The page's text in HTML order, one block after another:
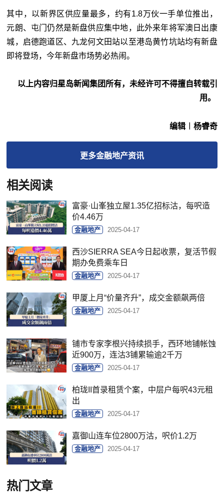
其中，以新界区供应量最多，约有1.8万伙一手单位推出，
元朗、屯门仍然是新盘供应集中地，此外来年将军澳日出康
城，启德跑道区、九龙何文田站以至港岛黄竹坑站均有新盘
即将登场，今年新盘市场势必热闹。
以上内容归星岛新闻集团所有，未经许可不得擅自转载引
用。
编辑︱杨睿奇
更多金融地产资讯
相关阅读
富豪·山峯独立屋1.35亿招标沽，每呎造
价4.46万
金融地产 2025-04-17
西沙SIERRA SEA今日起收票，复活节假
期办免费乘车日
金融地产 2025-04-17
甲厦上月“价量齐升”，成交金额飙两倍
金融地产 2025-04-17
铺市专家李根兴持续损手，西环地铺帐蚀
近900万，连沽3铺累输逾2千万
金融地产 2025-04-17
柏珑II首录租赁个案，中层户每呎43元租
出
金融地产 2025-04-17
嘉御山连车位2800万沽，呎价1.2万
金融地产 2025-04-17
热门文章